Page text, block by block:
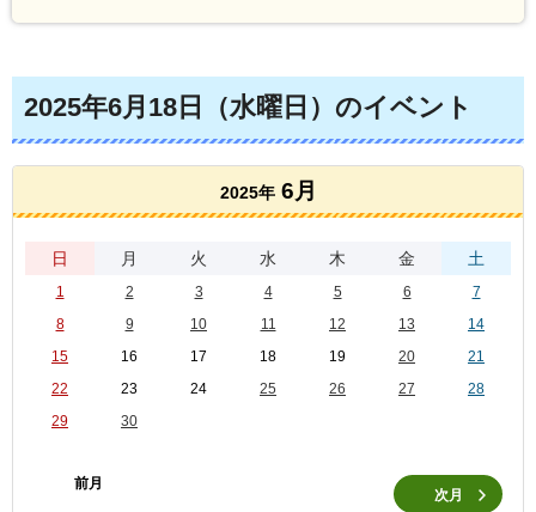
2025年6月18日（水曜日）のイベント
2025年 6月
日 月 火 水 木 金 土
1 2 3 4 5 6
7
8
9 10 11 12 13
14
15
16 17 18 19 20
21
22
23 24 25 26 27
28
29
30
前月
次月